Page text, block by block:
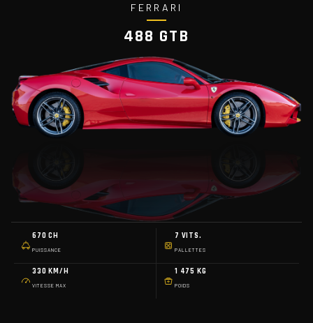
FERRARI
488 GTB
670 CH
PUISSANCE
7 VITS.
PALLETTES
330 KM/H
VITESSE MAX
1 475 KG
POIDS